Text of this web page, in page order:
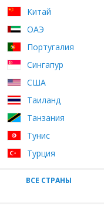
Китай
ОАЭ
Португалия
Сингапур
США
Таиланд
Танзания
Тунис
Турция
ВСЕ СТРАНЫ